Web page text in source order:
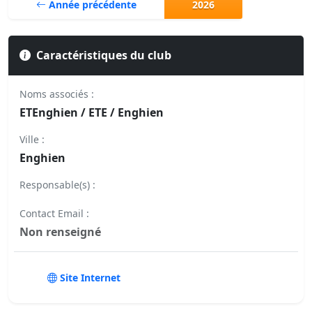
Année précédente 2026
Caractéristiques du club
Noms associés :
ETEnghien / ETE / Enghien
Ville :
Enghien
Responsable(s) :
Contact Email :
Non renseigné
Site Internet